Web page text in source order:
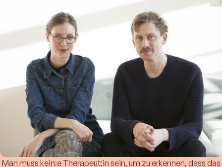
Man muss kein:e Therapeut:in sein, um zu erkennen, dass das